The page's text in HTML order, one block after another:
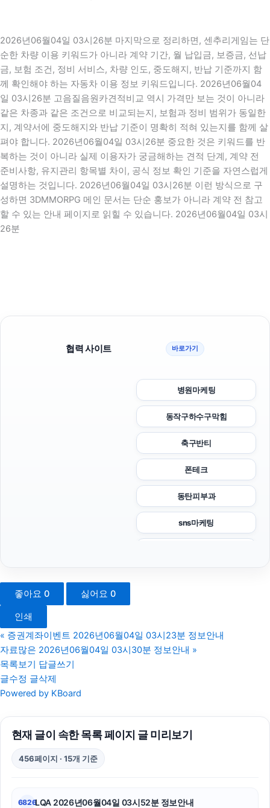
2026년06월04일 03시26분 마지막으로 정리하면, 센추리게임는 단
순한 차량 이용 키워드가 아니라 계약 기간, 월 납입금, 보증금, 선납
금, 보험 조건, 정비 서비스, 차량 인도, 중도해지, 반납 기준까지 함
께 확인해야 하는 자동차 이용 정보 키워드입니다. 2026년06월04
일 03시26분 고음질음원카견적비교 역시 가격만 보는 것이 아니라
같은 차종과 같은 조건으로 비교되는지, 보험과 정비 범위가 동일한
지, 계약서에 중도해지와 반납 기준이 명확히 적혀 있는지를 함께 살
펴야 합니다. 2026년06월04일 03시26분 중요한 것은 키워드를 반
복하는 것이 아니라 실제 이용자가 궁금해하는 견적 단계, 계약 전
준비사항, 유지관리 항목별 차이, 공식 정보 확인 기준을 자연스럽게
설명하는 것입니다. 2026년06월04일 03시26분 이런 방식으로 구
성하면 3DMMORPG 메인 문서는 단순 홍보가 아니라 계약 전 참고
할 수 있는 안내 페이지로 읽힐 수 있습니다. 2026년06월04일 03시
26분
협력 사이트 바로가기
병원마케팅
동작구하수구막힘
축구반티
폰테크
동탄피부과
sns마케팅
구리하수구막힘
트립닷컴할인코드
좋아요 0 싫어요 0
인쇄
« 증권계좌이벤트 2026년06월04일 03시23분 정보안내
자료많은 2026년06월04일 03시30분 정보안내 »
목록보기 답글쓰기
글수정 글삭제
Powered by KBoard
현재 글이 속한 목록 페이지 글 미리보기
456페이지 · 15개 기준
6826LQA 2026년06월04일 03시52분 정보안내